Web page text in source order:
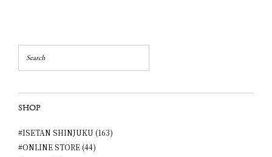
SHOP
#ISETAN SHINJUKU (163)
#ONLINE STORE (44)